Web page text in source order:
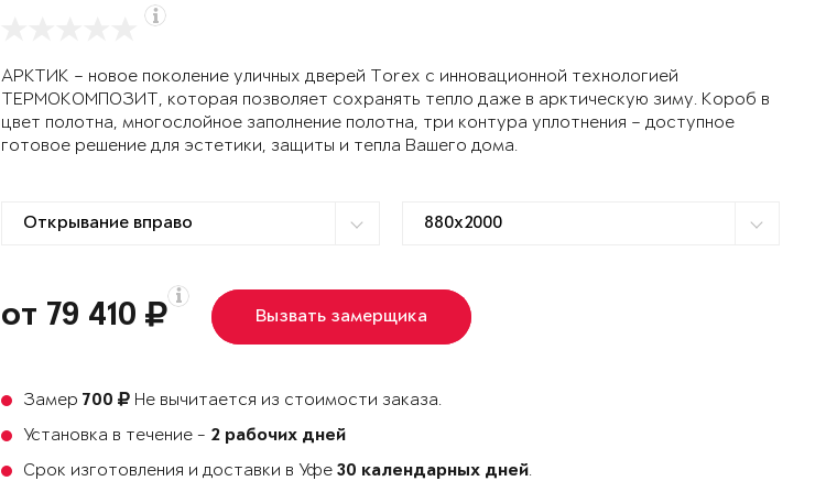
АРКТИК – новое поколение уличных дверей Torex с инновационной технологией
ТЕРМОКОМПОЗИТ, которая позволяет сохранять тепло даже в арктическую зиму. Короб в
цвет полотна, многослойное заполнение полотна, три контура уплотнения – доступное
готовое решение для эстетики, защиты и тепла Вашего дома.
от 79 410 Вызвать замерщика
Замер700
Не вычитается из стоимости заказа.
Установка в течение - 2 рабочих дней
Срок изготовления и доставки в Уфе30 календарных дней.